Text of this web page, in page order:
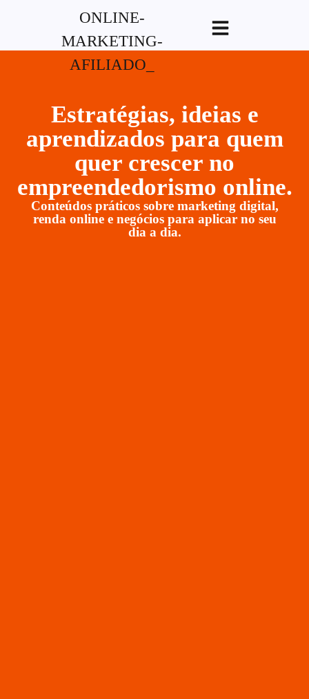
G-XVBZZCFH00pub-
5970489886047746AW-17954400846.
Estratégias, ideias e
aprendizados para quem
quer crescer no
empreendedorismo online.
Conteúdos práticos sobre marketing digital,
renda online e negócios para aplicar no seu
dia a dia.